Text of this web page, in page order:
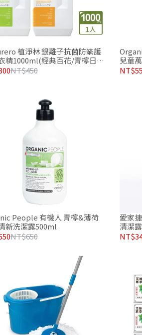
植淨林 銀離子抗菌防蟎護
精1000ml(經典百花/青檸日
選NT$450
兒童
People 有機人 青檸&薄荷
新洗潔露500ml
NT$650
愛家
清潔